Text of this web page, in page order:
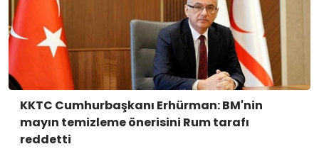
KKTC Cumhurbaşkanı Erhürman: BM'nin
mayın temizleme önerisini Rum tarafı
reddetti